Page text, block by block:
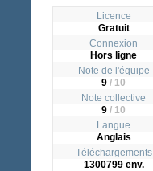
Licence
Gratuit
Connexion
Hors ligne
Note de l'équipe
9 / 10
Note collective
9 / 10
Langue
Anglais
Téléchargements
1300799 env.